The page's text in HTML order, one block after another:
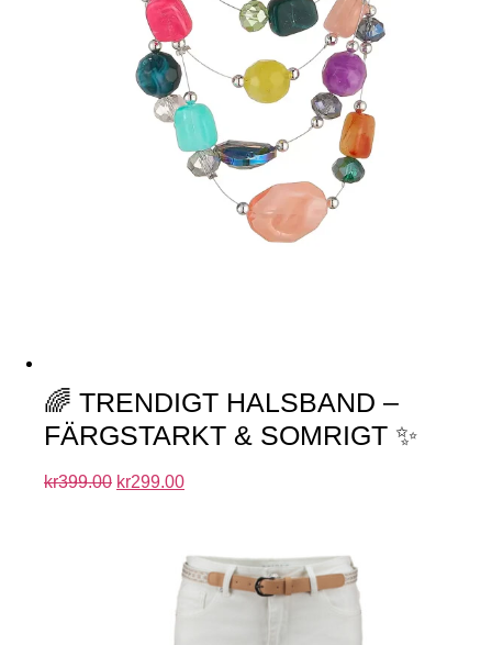
🌈 TRENDIGT HALSBAND –
FÄRGSTARKT & SOMRIGT ✨
kr399.00 kr299.00